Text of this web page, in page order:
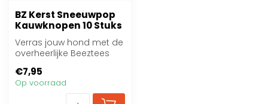
BZ Kerst Sneeuwpop
Kauwknopen 10 Stuks
Verras jouw hond met de
overheerlijke Beeztees
Sneeuwpop
kauwknopen...
€7,95
Op voorraad